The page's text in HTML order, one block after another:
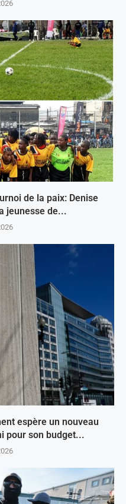
de la paix: Denise
jeunesse de...
espère un nouveau
pour son budget...